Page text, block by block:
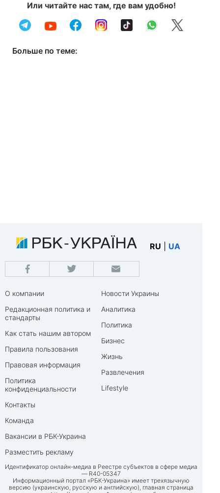
Или читайте нас там, где вам удобно!
Больше по теме:
RU UA
О компании
Редакционная политика и
стандарты
Как стать нашим автором
Правила пользования
Правовая информация
Политика
конфиденциальности
Контакты
Команда
Вакансии в РБК-Украина
Разместить рекламу
Новости Украины
Аналитика
Политика
Бизнес
Жизнь
Развлечения
Lifestyle
Идентификатор онлайн-медиа в Реестре субъектов в сфере медиа
— R40-05347
Информационный портал «РБК-Украина» имеет трехязычную
версию (украинскую, русскую и английскую), главная страница